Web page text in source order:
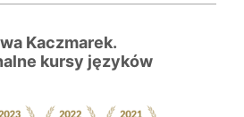
Kaczmarek.
kursy języków